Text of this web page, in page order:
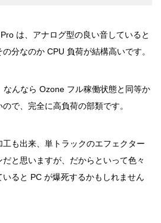
は、アナログ型の良い音していると
分なのか CPU 負荷が結構高いです。
なんなら Ozone フル稼働状態と同等か
で、完全に高負荷の部類です。
も出来、単トラックのエフェクター
と思いますが、だからといって色々
ると PC が爆死するかもしれません